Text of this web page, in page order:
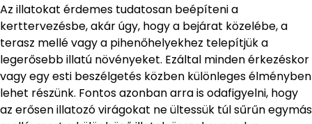
Az illatokat érdemes tudatosan beépíteni a
kerttervezésbe, akár úgy, hogy a bejárat közelébe, a
terasz mellé vagy a pihenőhelyekhez telepítjük a
legerősebb illatú növényeket. Ezáltal minden érkezéskor
vagy egy esti beszélgetés közben különleges élményben
lehet részünk. Fontos azonban arra is odafigyelni, hogy
az erősen illatozó virágokat ne ültessük túl sűrűn egymás